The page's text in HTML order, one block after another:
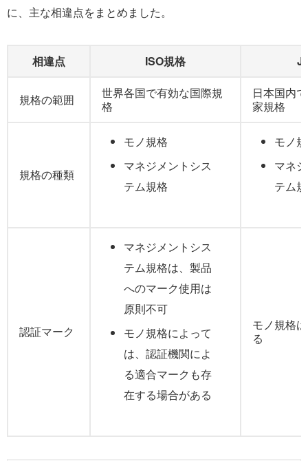
に、主な相違点をまとめました。
相違点 ISO規格
規格の範囲
世界各国で有効な国際規
格
日本国内
家規格
規格の種類
モノ規格
マネジメントシス
テム規格
モノ
マネ
テム
認証マーク
マネジメントシス
テム規格は、製品
へのマーク使用は
原則不可
モノ規格によって
は、認証機関によ
る適合マークも存
在する場合がある
モノ規格
る